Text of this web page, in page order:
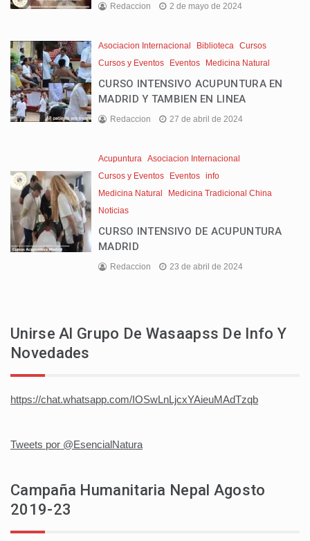
Redaccion 2 de mayo de 2024
Asociacion Internacional Biblioteca Cursos
Cursos y Eventos
Eventos Medicina Natural
CURSO INTENSIVO ACUPUNTURA EN
MADRID Y TAMBIEN EN LINEA
Redaccion 27 de abril de 2024
Acupuntura Asociacion Internacional
Cursos y Eventos
Eventos info
Medicina Natural
Medicina Tradicional China
Noticias
CURSO INTENSIVO DE ACUPUNTURA
MADRID
Redaccion 23 de abril de 2024
Unirse Al Grupo De Wasaapss De Info Y
Novedades
https://chat.whatsapp.com/IOSwLnLjcxYAieuMAdTzqb
Tweets por @EsencialNatura
Campaña Humanitaria Nepal Agosto
2019-23